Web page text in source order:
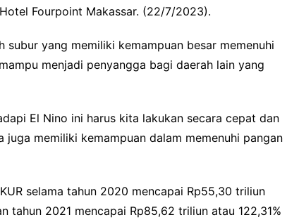
Fourpoint Makassar. (22/7/2023).
subur yang memiliki kemampuan besar memenuhi
menjadi penyangga bagi daerah lain yang
El Nino ini harus kita lakukan secara cepat dan
memiliki kemampuan dalam memenuhi pangan
selama tahun 2020 mencapai Rp55,30 triliun
tahun 2021 mencapai Rp85,62 triliun atau 122,31%